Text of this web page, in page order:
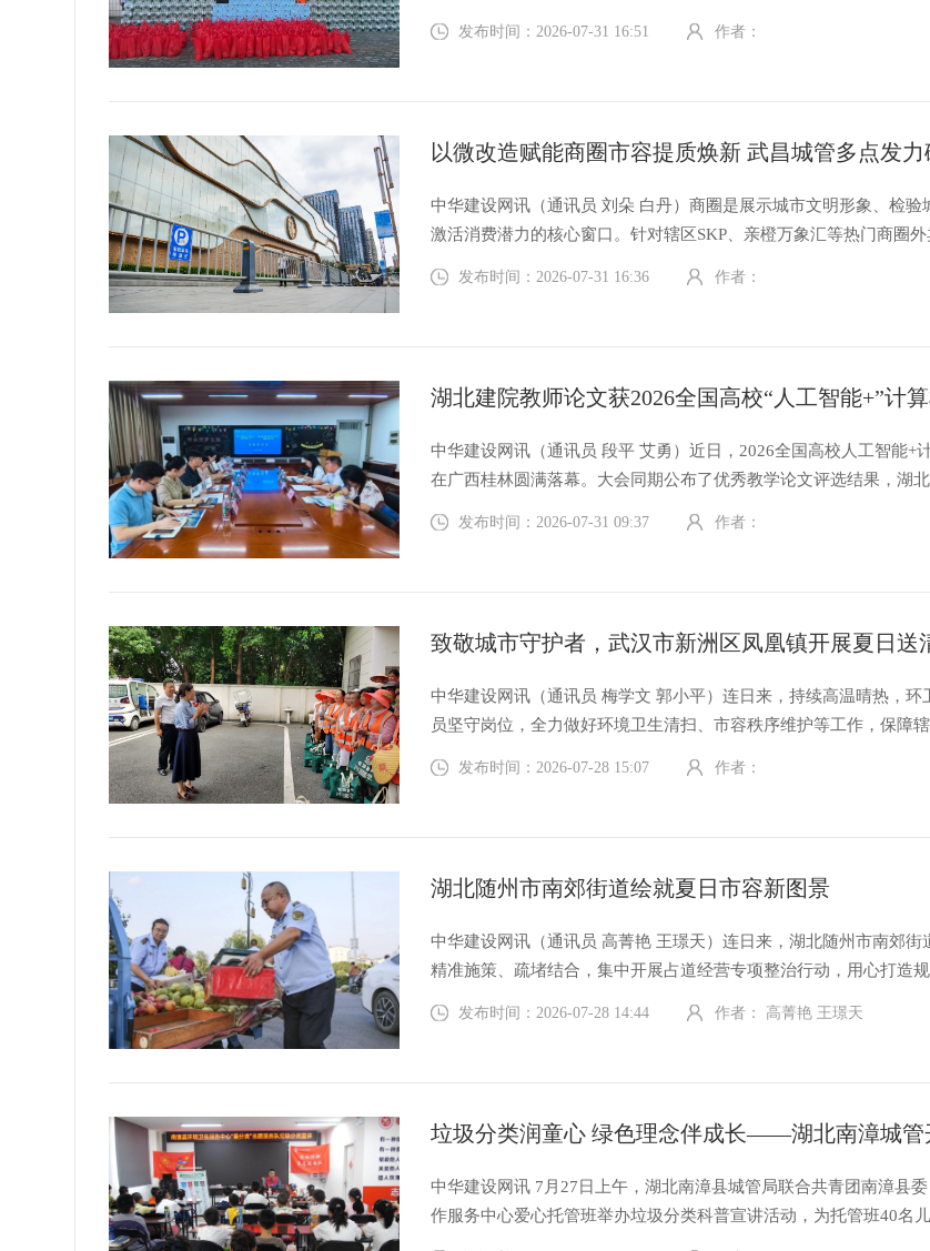
发布时间：2026-07-31 16:51 作者：
中华建设网讯（通讯员 刘朵 白丹）商圈是展示城市文明形象、检验
激活消费潜力的核心窗口。针对辖区SKP、亲橙万象汇等热门商圈
发布时间：2026-07-31 16:36 作者：
中华建设网讯（通讯员 段平 艾勇）近日，2026全国高校人工智能+
在广西桂林圆满落幕。大会同期公布了优秀教学论文评选结果，湖
发布时间：2026-07-31 09:37 作者：
中华建设网讯（通讯员 梅学文 郭小平）连日来，持续高温晴热，环
员坚守岗位，全力做好环境卫生清扫、市容秩序维护等工作，保障
发布时间：2026-07-28 15:07 作者：
湖北随州市南郊街道绘就夏日市容新图景
中华建设网讯（通讯员 高菁艳 王璟天）连日来，湖北随州市南郊街
精准施策、疏堵结合，集中开展占道经营专项整治行动，用心打造
发布时间：2026-07-28 14:44 作者： 高菁艳 王璟天
中华建设网讯 7月27日上午，湖北南漳县城管局联合共青团南漳县
作服务中心爱心托管班举办垃圾分类科普宣讲活动，为托管班40名